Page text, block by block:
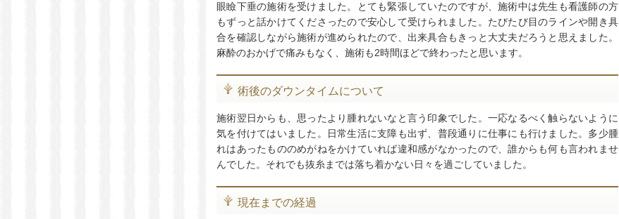
眼瞼下垂の施術を受けました。とても緊張していたのですが、施術中は先生も看護師の方
もずっと話かけてくださったので安心して受けられました。たびたび目のラインや開き具
合を確認しながら施術が進められたので、出来具合もきっと大丈夫だろうと思えました。
麻酔のおかげで痛みもなく、施術も2時間ほどで終わったと思います。
術後のダウンタイムについて
施術翌日からも、思ったより腫れないなと言う印象でした。一応なるべく触らないように
気を付けてはいました。日常生活に支障も出ず、普段通りに仕事にも行けました。多少腫
れはあったもののめがねをかけていれば違和感がなかったので、誰からも何も言われませ
んでした。それでも抜糸までは落ち着かない日々を過ごしていました。
現在までの経過